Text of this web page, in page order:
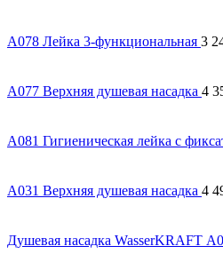
A078 Лейка 3-функциональная 3
A077 Верхняя душевая насадка 4
A081 Гигиеническая лейка с
A031 Верхняя душевая насадка 4
Душевая насадка WasserKRAFT